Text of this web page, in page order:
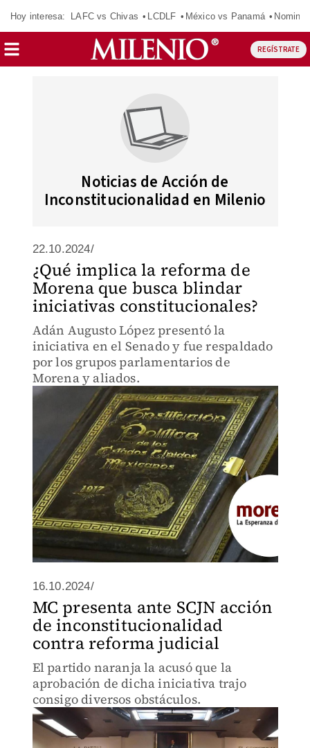
Hoy interesa: LAFC vs Chivas LCDLF México vs Panamá
REGÍSTRATE
Noticias de Acción de
Inconstitucionalidad en Milenio
22.10.2024/
¿Qué implica la reforma de
Morena que busca blindar
iniciativas constitucionales?
Adán Augusto López presentó la
iniciativa en el Senado y fue respaldado
por los grupos parlamentarios de
Morena y aliados.
16.10.2024/
MC presenta ante SCJN acción
de inconstitucionalidad
contra reforma judicial
El partido naranja la acusó que la
aprobación de dicha iniciativa trajo
consigo diversos obstáculos.